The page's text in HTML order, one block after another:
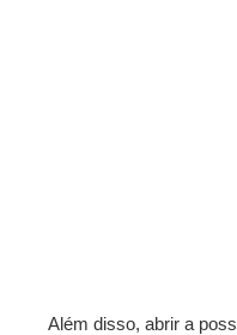
Além disso, abrir a